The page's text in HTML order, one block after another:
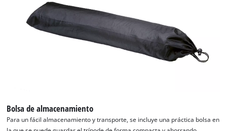
Bolsa de almacenamiento
Para un fácil almacenamiento y transporte, se incluye una práctica bolsa en